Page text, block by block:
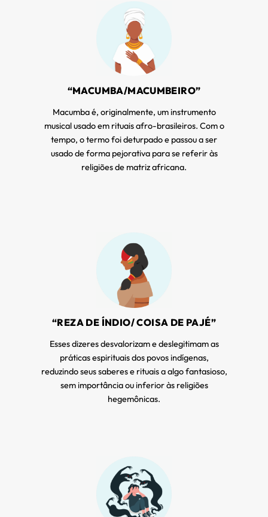
“MACUMBA/MACUMBEIRO”
Macumba é, originalmente, um instrumento
musical usado em rituais afro-brasileiros. Com o
tempo, o termo foi deturpado e passou a ser
usado de forma pejorativa para se referir às
religiões de matriz africana.
“REZA DE ÍNDIO/ COISA DE PAJÉ”
Esses dizeres desvalorizam e deslegitimam as
práticas espirituais dos povos indígenas,
reduzindo seus saberes e rituais a algo fantasioso,
sem importância ou inferior às religiões
hegemônicas.